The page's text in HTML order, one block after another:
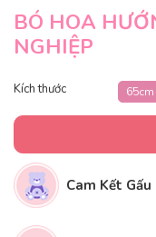
BÓ HOA
NGHIỆP
Kích thước 65cm
Cam Kết